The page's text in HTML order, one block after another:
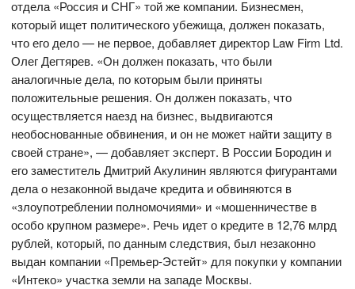
отдела «Россия и СНГ» той же компании. Бизнесмен,
который ищет политического убежища, должен показать,
что его дело — не первое, добавляет директор Law Firm Ltd.
Олег Дегтярев. «Он должен показать, что были
аналогичные дела, по которым были приняты
положительные решения. Он должен показать, что
осуществляется наезд на бизнес, выдвигаются
необоснованные обвинения, и он не может найти защиту в
своей стране», — добавляет эксперт. В России Бородин и
его заместитель Дмитрий Акулинин являются фигурантами
дела о незаконной выдаче кредита и обвиняются в
«злоупотреблении полномочиями» и «мошенничестве в
особо крупном размере». Речь идет о кредите в 12,76 млрд
рублей, который, по данным следствия, был незаконно
выдан компании «Премьер-Эстейт» для покупки у компании
«Интеко» участка земли на западе Москвы.